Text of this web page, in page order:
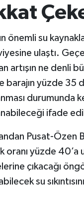
önemli su
ulaştı.
artışın ne denli
barajın yüzde 35
durumunda
ifade
Pusat-Özen
oranı yüzde 40’a
çıkacağı
su